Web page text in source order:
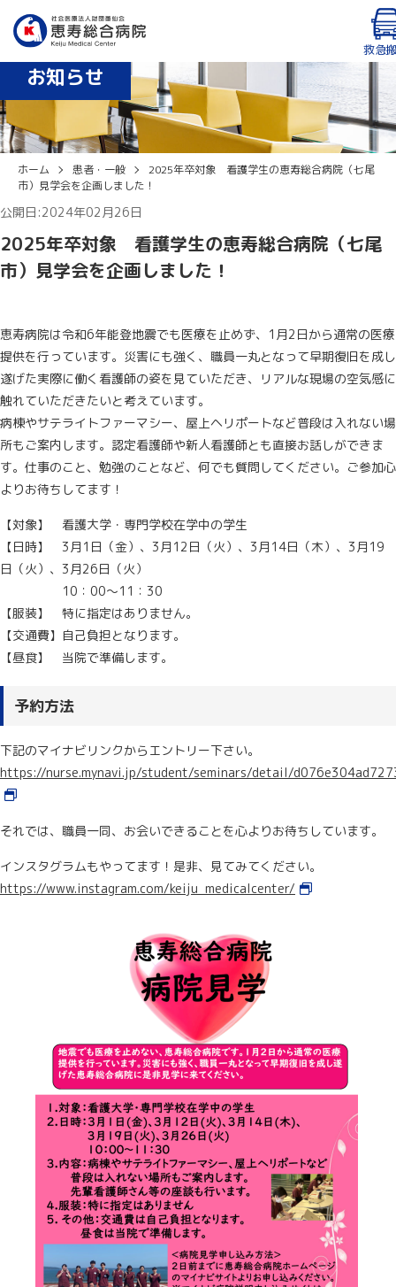
救急
診療時間：8:30〜12:30、14:00〜17:15（月〜金曜日）
外来・入院患者専用Wi-Fiあり
休診日：土曜日、日曜日、祝日、年末年始（12/29〜1/3）
English
お知らせ
ホーム 患者・一般
2025年卒対象 看護学生の恵寿総合病院（七尾
市）見学会を企画しました！
公開日:2024年02月26日
2025年卒対象 看護学生の恵寿総合病院（七尾
市）見学会を企画しました！
恵寿病院は令和6年能登地震でも医療を止めず、1月2日から通常の医療
提供を行っています。災害にも強く、職員一丸となって早期復旧を成し
遂げた実際に働く看護師の姿を見ていただき、リアルな現場の空気感に
触れていただきたいと考えています。
病棟やサテライトファーマシー、屋上ヘリポートなど普段は入れない場
所もご案内します。認定看護師や新人看護師とも直接お話しができま
す。仕事のこと、勉強のことなど、何でも質問してください。ご参加心
よりお待ちしてます！
【対象】 看護大学・専門学校在学中の学生
【日時】 3月1日（金）、3月12日（火）、3月14日（木）、3月19
日（火）、3月26日（火）
10：00～11：30
【服装】 特に指定はありません。
【交通費】自己負担となります。
【昼食】 当院で準備します。
予約方法
下記のマイナビリンクからエントリー下さい。
https://nurse.mynavi.jp/student/seminars/detail/
それでは、職員一同、お会いできることを心よりお待ちしています。
インスタグラムもやってます！是非、見てみてください。
https://www.instagram.com/keiju_medicalcenter/